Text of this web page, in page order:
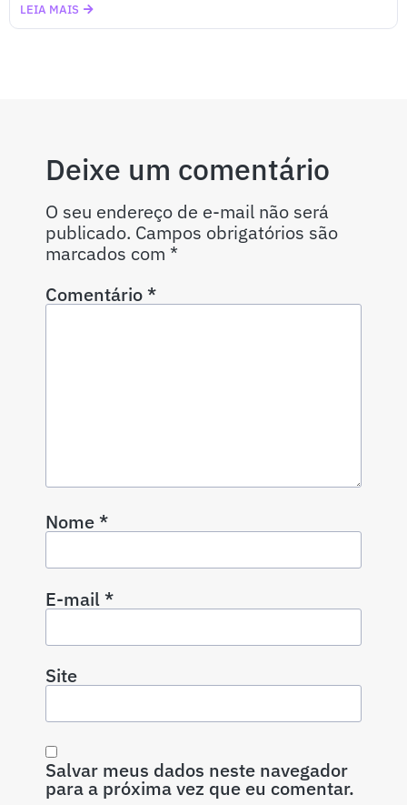
LEIA MAIS
Deixe um comentário
O seu endereço de e-mail não será
publicado. Campos obrigatórios são
marcados com *
Comentário*
Nome*
E-mail*
Site
Salvar meus dados neste navegador
para a próxima vez que eu comentar.